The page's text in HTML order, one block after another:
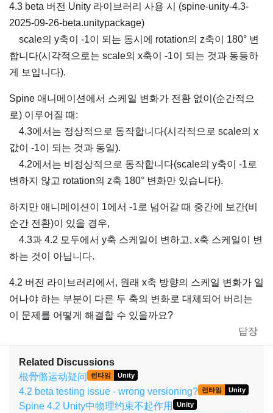
4.3 beta 버전 Unity 라이브러리 사용 시 (spine-unity-4.3-
2025-09-26-beta.unitypackage)
scale의 y축이 -1이 되는 동시에 rotation의 z축이 180° 변
합니다(시각적으로는 scale의 x축이 -1이 되는 것과 동등하
게 보입니다).
Spine 애니메이션에서 스케일 변화가 전환 없이(순간적으
로) 이루어질 때:
4.3에서는 정상적으로 동작합니다(시각적으로 scale의 x
값이 -1이 되는 것과 동일).
4.2에서는 비정상적으로 동작합니다(scale의 y축이 -1로
변하지 않고 rotation의 z축 180° 변화만 있습니다).
하지만 애니메이션이 1에서 -1로 넘어갈 때 중간에 보간(비
순간 전환)이 있을 경우,
4.3과 4.2 모두에서 y축 스케일이 변하고, x축 스케일이 변
하는 것이 아닙니다.
4.2 버전 라이브러리에서, 원래 x축 방향의 스케일 변화가 일
어나야 하는 부분이 다른 두 축의 변화로 대체되어 버리는
이 문제를 어떻게 해결할 수 있을까요?
답장
Related Discussions
根骨骼运动疑问
런타임 Unity
4.2 beta testing issue - wrong versioning? 런타임 Unity
Spine 4.2 Unity中物理约束不起作用 Unity